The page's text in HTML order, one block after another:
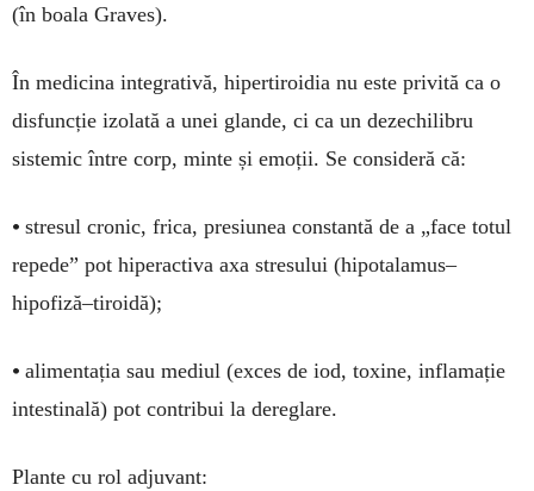
(în boala Graves).
În medicina integrativă, hipertiroidia nu este privită ca o
disfuncție izolată a unei glande, ci ca un dezechilibru
sistemic între corp, minte și emoții. Se consideră că:
• stresul cronic, frica, presiunea constantă de a „face totul
repede” pot hiperactiva axa stresului (hipotalamus–
hipofiză–tiroidă);
• alimentația sau mediul (exces de iod, toxine, inflamație
intestinală) pot contribui la dereglare.
Plante cu rol adjuvant: